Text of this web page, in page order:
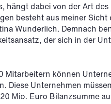
hängt dabei von der Art
besteht aus meiner Sicht
Wunderlich. Demnach
der sich in der
Mitarbeitern können
Diese Unternehmen
Mio. Euro Bilanzsumme